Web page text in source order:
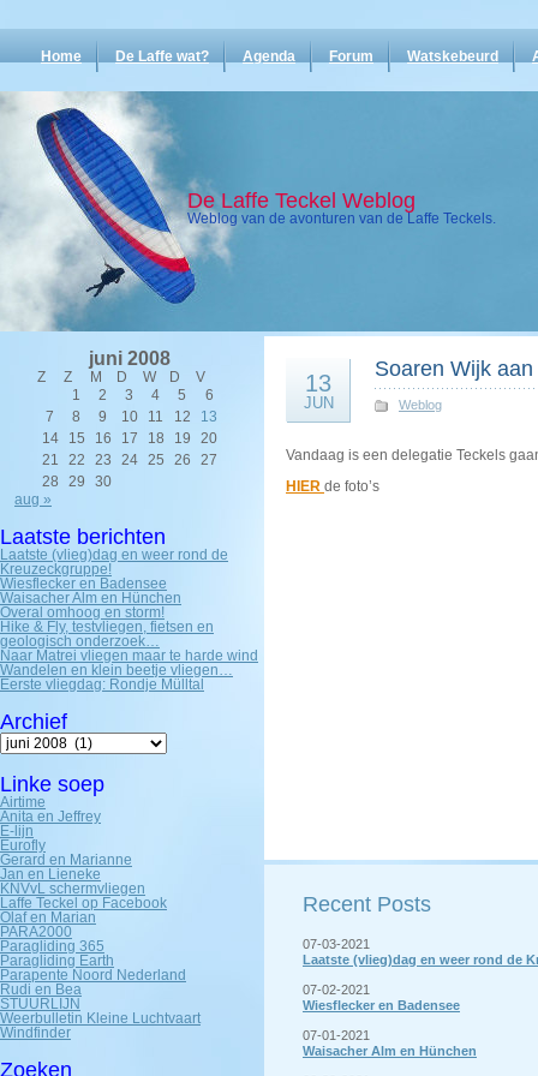
Home De Laffe wat? Agenda Forum Watskebeurd
De Laffe Teckel Weblog
Weblog van de avonturen van de Laffe Teckels.
juni 2008
Z Z M D W D
V
1
2 3 4 5
6
7
8 9 10 11 12
13
14
15 16 17 18 19
20
21
22 23 24 25 26
27
28
29
30
aug »
Laatste berichten
Laatste (vlieg)dag en weer rond de
Kreuzeckgruppe!
Wiesflecker en Badensee
Waisacher Alm en Hünchen
Overal omhoog en storm!
Hike & Fly, testvliegen, fietsen en
geologisch onderzoek…
Naar Matrei vliegen maar te harde wind
Wandelen en klein beetje vliegen…
Eerste vliegdag: Rondje Mülltal
Archief
Archief
Linke soep
Airtime
Anita en Jeffrey
E-lijn
Eurofly
Gerard en Marianne
Jan en Lieneke
KNVvL schermvliegen
Laffe Teckel op Facebook
Olaf en Marian
PARA2000
Paragliding 365
Paragliding Earth
Parapente Noord Nederland
Rudi en Bea
STUURLIJN
Weerbulletin Kleine Luchtvaart
Windfinder
Zoeken
13
JUN
Soaren Wijk
Weblog
Vandaag is een delegatie Teckels
HIER de foto’s
Recent Posts
07-03-2021
Laatste (vlieg)dag en weer rond de
07-02-2021
Wiesflecker en Badensee
07-01-2021
Waisacher Alm en Hünchen